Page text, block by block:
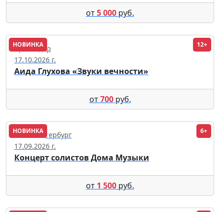
от5 000 руб.
НОВИНКА 12+
Краснодар
17.10.2026 г.
Аида Глухова «Звуки вечности»
от700руб.
НОВИНКА 6+
Санкт-Петербург
17.09.2026 г.
Концерт солистов Дома Музыки
от 1 500 руб.